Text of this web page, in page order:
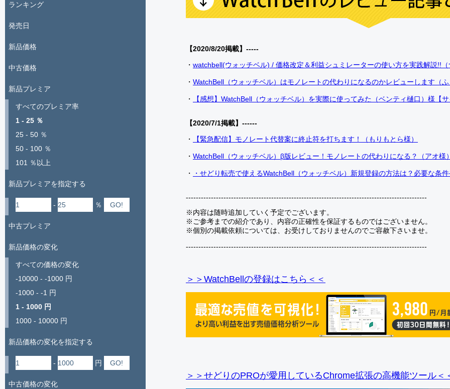
【2020/8/20掲載】-----
・ watchbell(ウォッチベル) / 価格改定＆利益シュミレーターの使い方を実践解説!!
・ WatchBell（ウォッチベル）はモノレートの代わりになるのかレビューします（
・ 【感想】WatchBell（ウォッチベル）を実際に使ってみた（ベンティ樋口）様【
【2020/7/1掲載】------
・
【緊急配信】モノレート代替案に終止符を打ちます！（もりもとら様）
・ WatchBell（ウォッチベル）β版レビュー！モノレートの代わりになる？（アオ様
・ ・せどり転売で使えるWatchBell（ウォッチベル）新規登録の方法は？必要な条
------------------------------------------------------------------------------------------------
※内容は随時追加していく予定でございます。
※ご参考までの紹介であり、内容の正確性を保証するものではございません。
※個別の掲載依頼については、お受けしておりませんのでご容赦下さいませ。
------------------------------------------------------------------------------------------------
＞＞WatchBellの登録はこちら＜＜
＞＞せどりのPROが愛用しているChrome拡張の高機能ツール＜
ランキング
発売日
新品価格
中古価格
新品プレミア
すべてのプレミア率
1 - 25 ％
25 - 50 ％
50 - 100 ％
101 ％以上
新品プレミアを指定する
- ％
中古プレミア
新品価格の変化
すべての価格の変化
-10000 - -1000 円
-1000 - -1 円
1 - 1000 円
1000 - 10000 円
新品価格の変化を指定する
- 円
中古価格の変化